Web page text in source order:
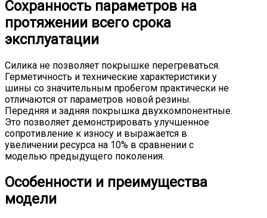
Сохранность параметров на
протяжении всего срока
эксплуатации
Силика не позволяет покрышке перегреваться.
Герметичность и технические характеристики у
шины со значительным пробегом практически не
отличаются от параметров новой резины.
Передняя и задняя покрышка двухкомпонентные.
Это позволяет демонстрировать улучшенное
сопротивление к износу и выражается в
увеличении ресурса на 10% в сравнении с
моделью предыдущего поколения.
Особенности и преимущества
модели